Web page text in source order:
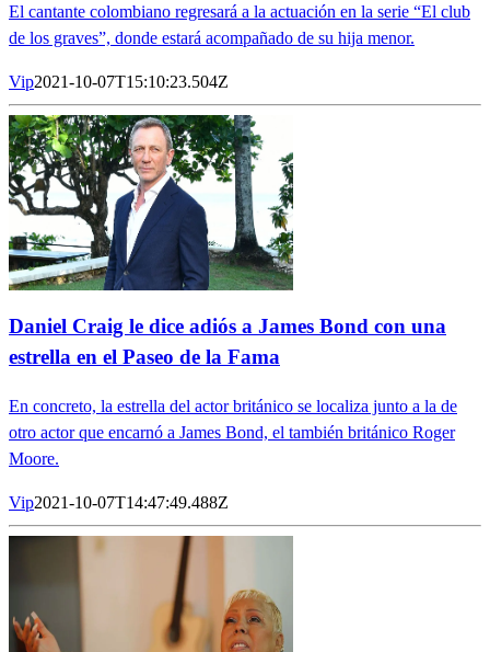
El cantante colombiano regresará a la actuación en la serie “El club
de los graves”, donde estará acompañado de su hija menor.
Vip2021-10-07T15:10:23.504Z
Daniel Craig le dice adiós a James Bond con una
estrella en el Paseo de la Fama
En concreto, la estrella del actor británico se localiza junto a la de
otro actor que encarnó a James Bond, el también británico Roger
Moore.
Vip2021-10-07T14:47:49.488Z